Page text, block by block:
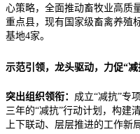
心策略，全面推动畜牧业高质
重点县，现有国家级畜禽养殖
基地4家。
示范引领，龙头驱动，力促“
突出组织领衔： 成立“减抗”专
三年的“减抗”行动计划，构建
上下联动、层层推进的工作新